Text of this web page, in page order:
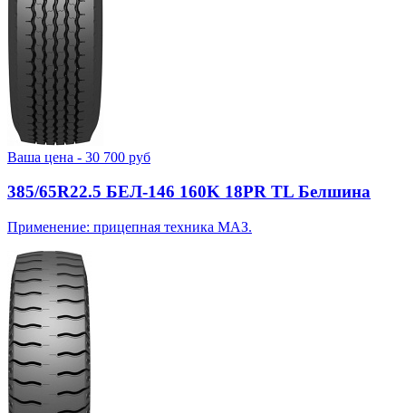
Ваша цена - 30 700 руб
385/65R22.5 БЕЛ-146 160K 18PR TL Белшина
Применение: прицепная техника МАЗ.